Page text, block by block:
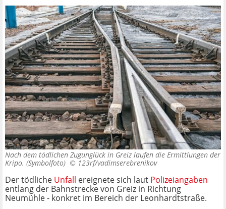
Nach dem tödlichen Zugunglück in Greiz laufen die Ermittlungen der
Kripo. (Symbolfoto) © 123rf/vadimserebrenikov
Der tödliche Unfall ereignete sich laut Polizeiangaben
entlang der Bahnstrecke von Greiz in Richtung
Neumühle - konkret im Bereich der Leonhardtstraße.